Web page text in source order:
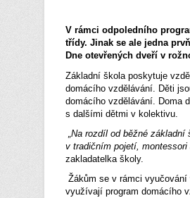
V rámci odpoledního
třídy. Jinak se ale jedna
Dne otevřených dveří v
Základní škola poskytuje
domácího vzdělávání. Děti
domácího vzdělávání. Doma
s dalšími dětmi v kolektivu.
„Na rozdíl od běžné
v tradičním pojetí, montessori
zakladatelka školy.
Žákům se v rámci
využívají program domácího